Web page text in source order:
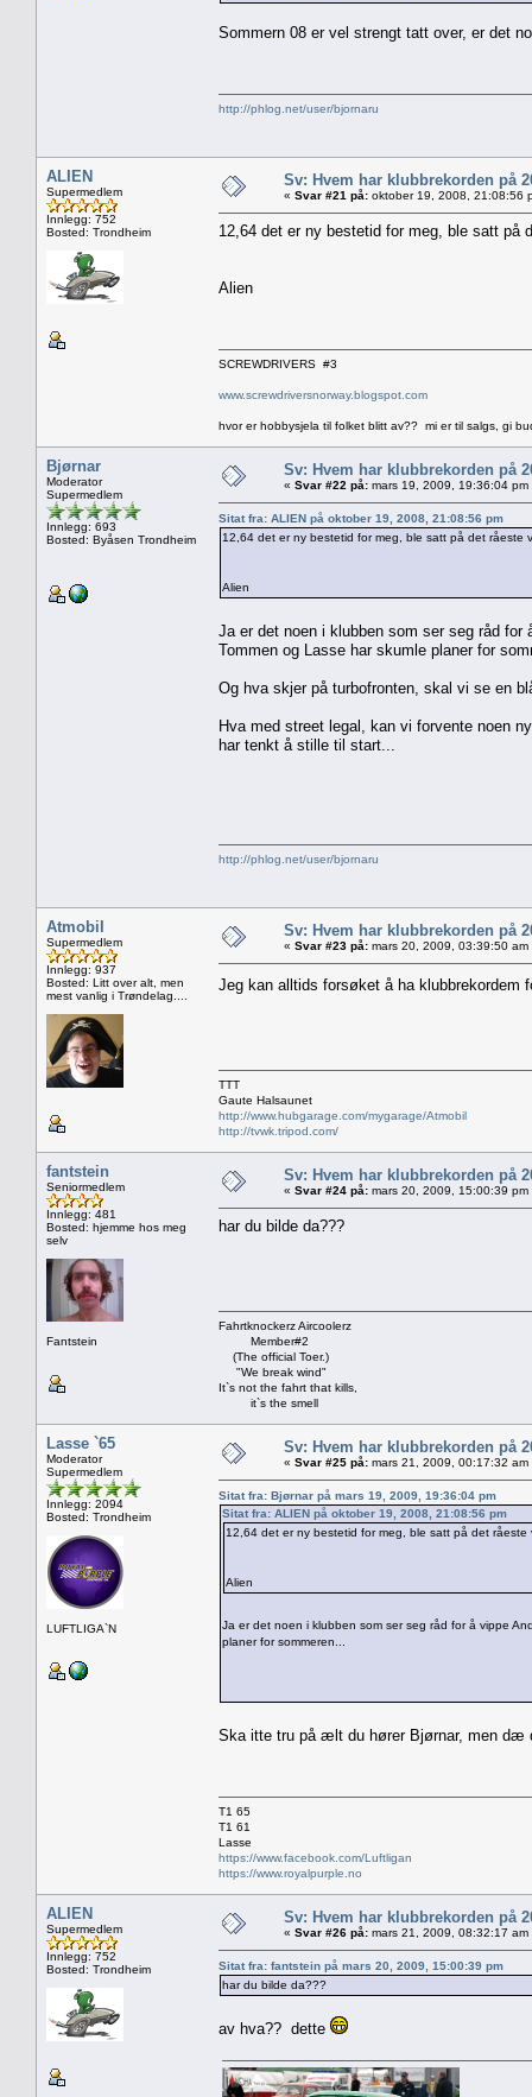
Sommern 08 er vel strengt tatt over, er det
http://phlog.net/user/bjornaru
ALIEN
Supermedlem
Innlegg: 752
Bosted: Trondheim
Sv: Hvem har klubbrekorden på
« Svar #21 på: oktober 19, 2008, 21:08:56
12,64 det er ny bestetid for meg, ble satt på
Alien
SCREWDRIVERS #3
www.screwdriversnorway.blogspot.com
hvor er hobbysjela til folket blitt av?? mi er til salgs, gi
Bjørnar
Moderator
Supermedlem
Innlegg: 693
Bosted: Byåsen Trondheim
Sv: Hvem har klubbrekorden på
« Svar #22 på: mars 19, 2009, 19:36:04 pm
Sitat fra: ALIEN på oktober 19, 2008, 21:08:56 pm
12,64 det er ny bestetid for meg, ble satt på det råeste
Alien
Ja er det noen i klubben som ser seg råd
Tommen og Lasse har skumle planer for
Og hva skjer på turbofronten, skal vi se en
Hva med street legal, kan vi forvente noen
har tenkt å stille til start...
http://phlog.net/user/bjornaru
Atmobil
Supermedlem
Innlegg: 937
Bosted: Litt over alt, men
mest vanlig i Trøndelag....
Sv: Hvem har klubbrekorden på
« Svar #23 på: mars 20, 2009, 03:39:50 am
Jeg kan alltids forsøket å ha
TTT
Gaute Halsaunet
http://www.hubgarage.com/mygarage/Atmobil
http://tvwk.tripod.com/
fantstein
Seniormedlem
Innlegg: 481
Bosted: hjemme hos meg
selv
Fantstein
Sv: Hvem har klubbrekorden på
« Svar #24 på: mars 20, 2009, 15:00:39 pm
har du bilde da???
Fahrtknockerz Aircoolerz
Member#2
(The official Toer.)
"We break wind"
It`s not the fahrt that kills,
it`s the smell
Lasse `65
Moderator
Supermedlem
Innlegg: 2094
Bosted: Trondheim
LUFTLIGA`N
Sv: Hvem har klubbrekorden på
« Svar #25 på: mars 21, 2009, 00:17:32 am
Sitat fra: Bjørnar på mars 19, 2009, 19:36:04 pm
Sitat fra: ALIEN på oktober 19, 2008, 21:08:56 pm
12,64 det er ny bestetid for meg, ble satt på det råeste
Alien
Ja er det noen i klubben som ser seg råd for å vippe
planer for sommeren...
Ska itte tru på ælt du hører Bjørnar, men dæ
T1 65
T1 61
Lasse
https://www.facebook.com/Luftligan
https://www.royalpurple.no
ALIEN
Supermedlem
Innlegg: 752
Bosted: Trondheim
Sv: Hvem har klubbrekorden på
« Svar #26 på: mars 21, 2009, 08:32:17 am
Sitat fra: fantstein på mars 20, 2009, 15:00:39 pm
har du bilde da???
av hva?? dette